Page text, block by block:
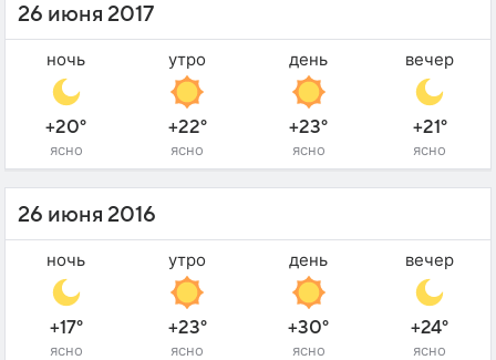
26 июня 2017
ночь
+20°
ясно
утро
+22°
ясно
день
+23°
ясно
вечер
+21°
ясно
26 июня 2016
ночь
+17°
ясно
утро
+23°
ясно
день
+30°
ясно
вечер
+24°
ясно